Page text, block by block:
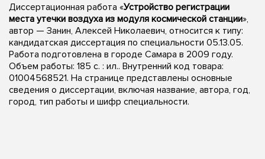
Диссертационная работа «Устройство регистрации
места утечки воздуха из модуля космической станции»,
автор — Занин, Алексей Николаевич, относится к типу:
кандидатская диссертация по специальности 05.13.05.
Работа подготовлена в городе Самара в 2009 году.
Объем работы: 185 с. : ил.. Внутренний код товара:
01004568521. На странице представлены основные
сведения о диссертации, включая название, автора, год,
город, тип работы и шифр специальности.